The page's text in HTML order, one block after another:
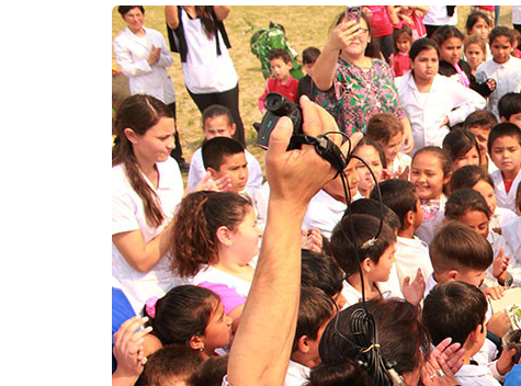
Contenido
principal